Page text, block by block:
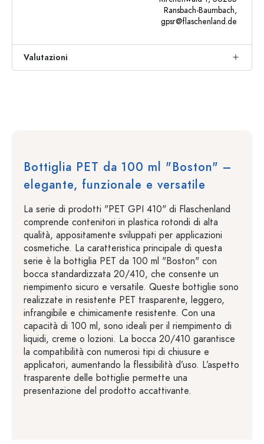
Ransbach-Baumbach,
gpsr@flaschenland.de
Valutazioni
Bottiglia PET da 100 ml "Boston" –
elegante, funzionale e versatile
La serie di prodotti "PET GPI 410" di Flaschenland
comprende contenitori in plastica rotondi di alta
qualità, appositamente sviluppati per applicazioni
cosmetiche. La caratteristica principale di questa
serie è la bottiglia PET da 100 ml "Boston" con
bocca standardizzata 20/410, che consente un
riempimento sicuro e versatile. Queste bottiglie sono
realizzate in resistente PET trasparente, leggero,
infrangibile e chimicamente resistente. Con una
capacità di 100 ml, sono ideali per il riempimento di
liquidi, creme o lozioni. La bocca 20/410 garantisce
la compatibilità con numerosi tipi di chiusure e
applicatori, aumentando la flessibilità d’uso. L’aspetto
trasparente delle bottiglie permette una
presentazione del prodotto accattivante.